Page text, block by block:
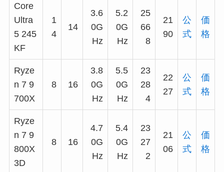
Core
Ultra
5 245
KF
1
4
14
3.6
0G
Hz
5.2
0G
Hz
25
66
8
21
90
公
式
価
格
Ryze
n 7 9
700X
8 16
3.8
0G
Hz
5.5
0G
Hz
23
28
4
22
27
公
式
価
格
Ryze
n 7 9
800X
3D
8 16
4.7
0G
Hz
5.4
0G
Hz
23
27
2
21
06
公
式
価
格